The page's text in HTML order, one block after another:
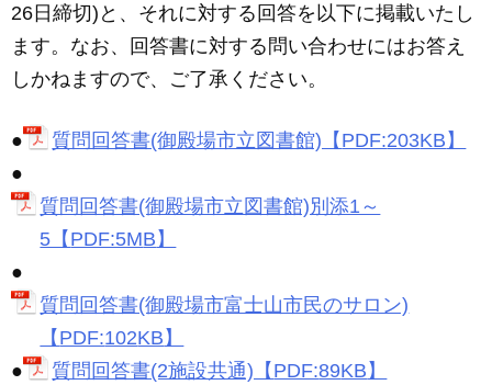
26日締切)と、それに対する回答を以下に掲載いたし
ます。なお、回答書に対する問い合わせにはお答え
しかねますので、ご了承ください。
● 質問回答書(御殿場市立図書館)【 PDF:203KB 】
●
質問回答書(御殿場市立図書館)別添1～
5【 PDF:5MB 】
●
質問回答書(御殿場市富士山市民のサロン)
【 PDF:102KB 】
●
質問回答書(2施設共通)【 PDF:89KB 】